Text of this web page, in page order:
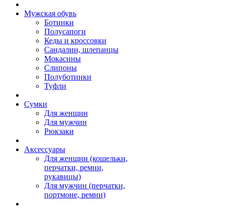
Мужская обувь
Ботинки
Полусапоги
Кеды и кроссовки
Сандалии, шлепанцы
Мокасины
Слипоны
Полуботинки
Туфли
Сумки
Для женщин
Для мужчин
Рюкзаки
Аксессуары
Для женщин (кошельки,
перчатки, ремни,
рукавицы)
Для мужчин (перчатки,
портмоне, ремни)